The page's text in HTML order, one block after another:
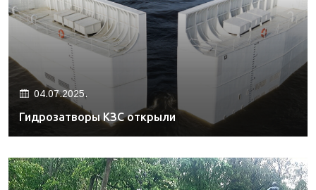
04.07.2025.
Гидрозатворы КЗС открыли